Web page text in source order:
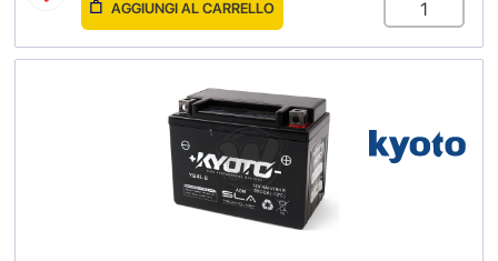
AGGIUNGI AL CARRELLO